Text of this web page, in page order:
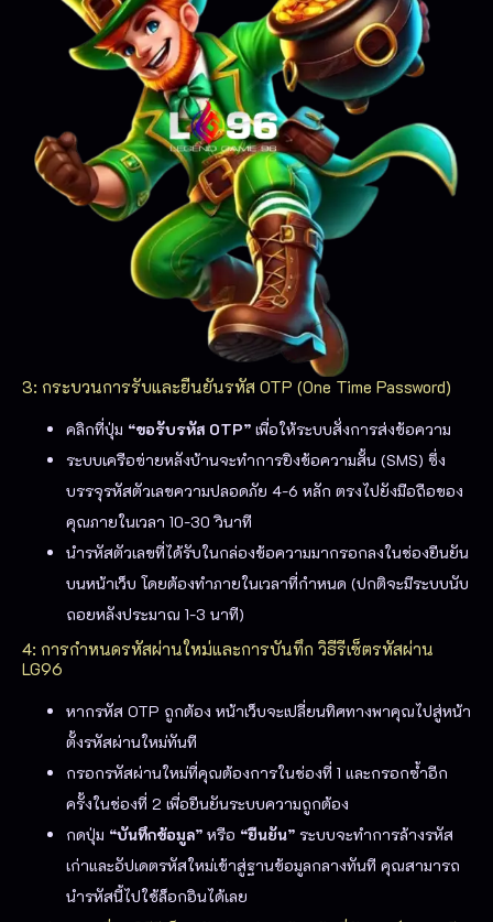
3: กระบวนการรับและยืนยันรหัส OTP (One Time Password)
คลิกที่ปุ่ม “ขอรับรหัส OTP” เพื่อให้ระบบสั่งการส่งข้อความ
ระบบเครือข่ายหลังบ้านจะทำการยิงข้อความสั้น (SMS) ซึ่ง
บรรจุรหัสตัวเลขความปลอดภัย 4-6 หลัก ตรงไปยังมือถือของ
คุณภายในเวลา 10-30 วินาที
นำรหัสตัวเลขที่ได้รับในกล่องข้อความมากรอกลงในช่องยืนยัน
บนหน้าเว็บ โดยต้องทำภายในเวลาที่กำหนด (ปกติจะมีระบบนับ
ถอยหลังประมาณ 1-3 นาที)
4: การกำหนดรหัสผ่านใหม่และการบันทึก วิธีรีเซ็ตรหัสผ่าน
LG96
หากรหัส OTP ถูกต้อง หน้าเว็บจะเปลี่ยนทิศทางพาคุณไปสู่หน้า
ตั้งรหัสผ่านใหม่ทันที
กรอกรหัสผ่านใหม่ที่คุณต้องการในช่องที่ 1 และกรอกซ้ำอีก
ครั้งในช่องที่ 2 เพื่อยืนยันระบบความถูกต้อง
กดปุ่ม “บันทึกข้อมูล” หรือ “ยืนยัน” ระบบจะทำการล้างรหัส
เก่าและอัปเดตรหัสใหม่เข้าสู่ฐานข้อมูลกลางทันที คุณสามารถ
นำรหัสนี้ไปใช้ล็อกอินได้เลย